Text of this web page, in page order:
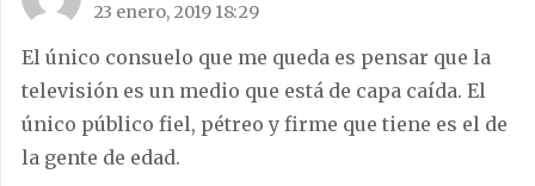
23 enero, 2019 18:29
El único consuelo que me queda es pensar que la
televisión es un medio que está de capa caída. El
único público fiel, pétreo y firme que tiene es el de
la gente de edad.